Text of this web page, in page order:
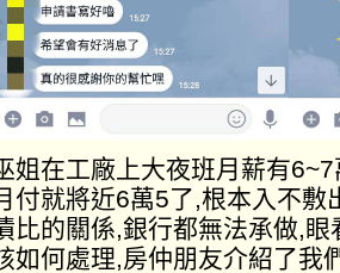
姐在工廠上大夜班月薪有
付就將近6萬5了,根本入不
比的關係,銀行都無法承做,
如何處理,房仲朋友介紹了我